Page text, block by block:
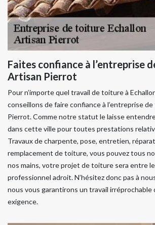
Faites confiance à l’entreprise
Artisan Pierrot
Pour n’importe quel travail de toiture à
conseillons de faire confiance à l’entreprise
Pierrot. Comme notre statut le laisse
dans cette ville pour toutes prestations
Travaux de charpente, pose, entretien,
remplacement de toiture, vous pouvez tous
nos mains, votre projet de toiture sera entre
professionnel adroit. N’hésitez donc pas à
nous vous garantirons un travail irréprochable
exigence.